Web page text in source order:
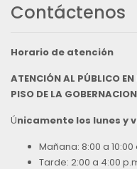
Contáctenos
Horario de atención
ATENCIÓN AL PÚBLICO
PISO DE LA GOBERNACION
Únicamente los lunes y
Mañana: 8:00 a 10:00
Tarde: 2:00 a 4:00